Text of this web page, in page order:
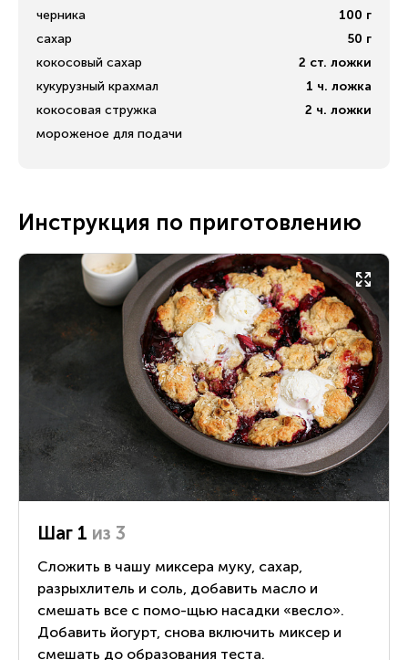
черника
100 г
сахар
50 г
кокосовый сахар
2 ст. ложки
кукурузный крахмал
1 ч. ложка
кокосовая стружка
2 ч. ложки
мороженое для подачи
Инструкция по приготовлению
Шаг 1 из 3
Сложить в чашу миксера муку, сахар,
разрыхлитель и соль, добавить масло и
смешать все с помо-щью насадки «весло».
Добавить йогурт, снова включить миксер и
смешать до образования теста.